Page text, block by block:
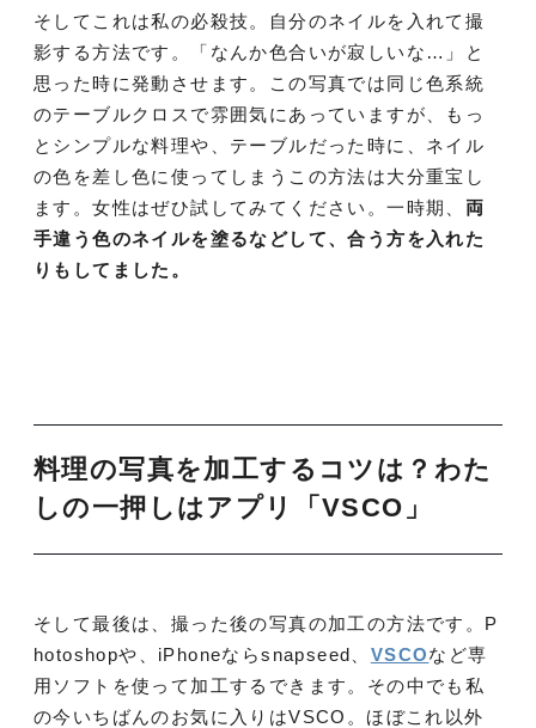
そしてこれは私の必殺技。自分のネイルを入れて撮
影する方法です。「なんか色合いが寂しいな…」と
思った時に発動させます。この写真では同じ色系統
のテーブルクロスで雰囲気にあっていますが、もっ
とシンプルな料理や、テーブルだった時に、ネイル
の色を差し色に使ってしまうこの方法は大分重宝し
ます。女性はぜひ試してみてください。一時期、 両
手違う色のネイルを塗るなどして、合う方を入れた
りもしてました。
料理の写真を加工するコツは？わた
しの一押しはアプリ「VSCO」
そして最後は、撮った後の写真の加工の方法です。P
hotoshopや、iPhoneならsnapseed、 VSCOなど専
用ソフトを使って加工するできます。その中でも私
の今いちばんのお気に入りはVSCO。ほぼこれ以外